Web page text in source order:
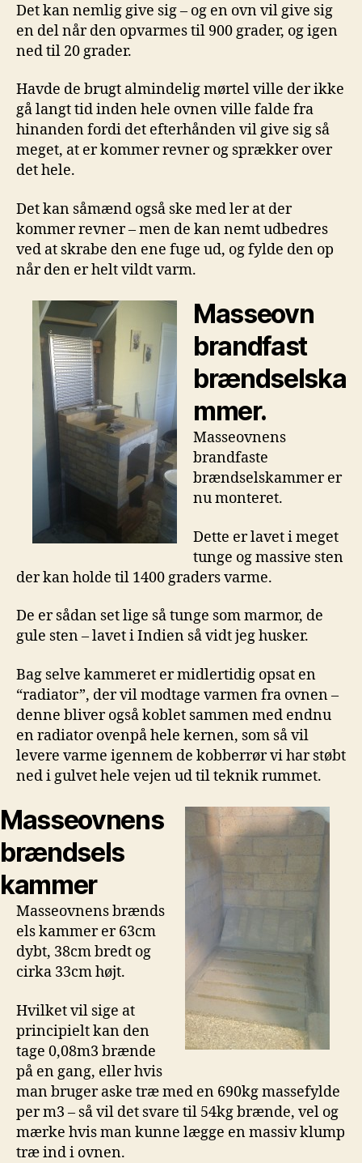
Det kan nemlig give sig – og en ovn vil give sig
en del når den opvarmes til 900 grader, og igen
ned til 20 grader.
Havde de brugt almindelig mørtel ville der ikke
gå langt tid inden hele ovnen ville falde fra
hinanden fordi det efterhånden vil give sig så
meget, at er kommer revner og sprækker over
det hele.
Det kan såmænd også ske med ler at der
kommer revner – men de kan nemt udbedres
ved at skrabe den ene fuge ud, og fylde den op
når den er helt vildt varm.
Masseovn
brandfast
brændselska
mmer.
Masseovnens
brandfaste
brændselskammer er
nu monteret.
Dette er lavet i meget
tunge og massive sten
der kan holde til 1400 graders varme.
De er sådan set lige så tunge som marmor, de
gule sten – lavet i Indien så vidt jeg husker.
Bag selve kammeret er midlertidig opsat en
“radiator”, der vil modtage varmen fra ovnen –
denne bliver også koblet sammen med endnu
en radiator ovenpå hele kernen, som så vil
levere varme igennem de kobberrør vi har støbt
ned i gulvet hele vejen ud til teknik rummet.
Masseovnens
brændsels
kammer
Masseovnens brænds
els kammer er 63cm
dybt, 38cm bredt og
cirka 33cm højt.
Hvilket vil sige at
principielt kan den
tage 0,08m3 brænde
på en gang, eller hvis
man bruger aske træ med en 690kg massefylde
per m3 – så vil det svare til 54kg brænde, vel og
mærke hvis man kunne lægge en massiv klump
træ ind i ovnen.